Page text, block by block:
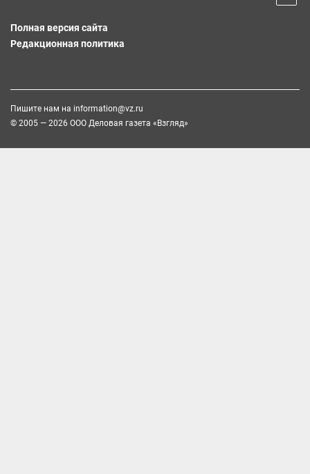
Полная версия сайта
Редакционная политика
Пишите нам на information@vz.ru
© 2005 — 2026 ООО Деловая газета «Взгляд»